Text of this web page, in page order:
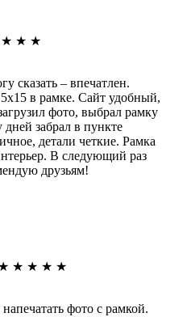
★ ★ ★
сказать – впечатлен.
в рамке. Сайт удобный,
фото, выбрал рамку
забрал в пункте
детали четкие. Рамка
В следующий раз
друзьям!
★ ★ ★ ★
фото с рамкой.